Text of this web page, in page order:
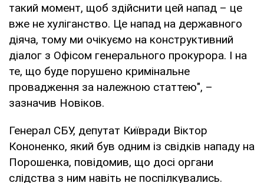
такий момент, щоб здійснити цей напад – це
вже не хуліганство. Це напад на державного
діяча, тому ми очікуємо на конструктивний
діалог з Офісом генерального прокурора. І на
те, що буде порушено кримінальне
провадження за належною статтею", –
зазначив Новіков.
Генерал СБУ, депутат Київради Віктор
Кононенко, який був одним із свідків нападу на
Порошенка, повідомив, що досі органи
слідства з ним навіть не поспілкувались.